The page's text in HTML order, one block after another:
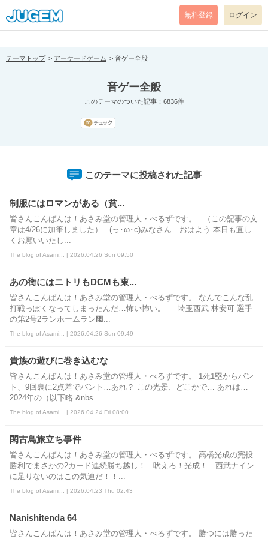
[pear_error: message="Success" code=0 mode=return level=notice
prefix="" info=""]
無料登録 ログイン
テーマトップ アーケードゲーム 音ゲー全般
音ゲー全般
このテーマのついた記事：6836件
このテーマに投稿された記事
制服にはロマンがある（貧...
皆さんこんばんは！あさみ堂の管理人・べるずです。 （この記事の文
章は4/26に加筆しました） (っ･ω･c)みなさん おはよう 本日も宜し
くお願いいたし...
The blog of Asami... | 2026.04.26 Sun 09:50
あの街にはニトリもDCMも東...
皆さんこんばんは！あさみ堂の管理人・べるずです。 なんでこんな乱
打戦っぽくなってしまったんだ…怖い怖い。 埼玉西武 林安可 選手
の第2号2ランホームラン㇧...
The blog of Asami... | 2026.04.26 Sun 09:49
貴族の遊びに巻き込むな
皆さんこんばんは！あさみ堂の管理人・べるずです。 1死1塁からバン
ト、9回裏に2点差でバント…あれ？ この光景、どこかで… あれは…
2024年の（以下略 &nbs...
The blog of Asami... | 2026.04.24 Fri 08:00
閑古鳥旅立ち事件
皆さんこんばんは！あさみ堂の管理人・べるずです。 高橋光成の完投
勝利でまさかの2カード連続勝ち越し！ 吠えろ！光成！ 西武ナイン
に足りないのはこの気迫だ！！...
The blog of Asami... | 2026.04.23 Thu 02:43
Nanishitenda 64
皆さんこんばんは！あさみ堂の管理人・べるずです。 勝つには勝った